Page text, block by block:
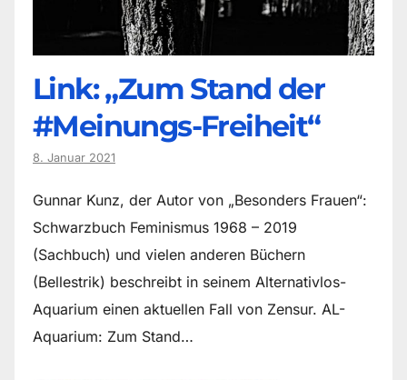
Link: „Zum Stand der
#Meinungs-Freiheit“
8. Januar 2021
Gunnar Kunz, der Autor von „Besonders Frauen“:
Schwarzbuch Feminismus 1968 – 2019
(Sachbuch) und vielen anderen Büchern
(Bellestrik) beschreibt in seinem Alternativlos-
Aquarium einen aktuellen Fall von Zensur. AL-
Aquarium: Zum Stand…